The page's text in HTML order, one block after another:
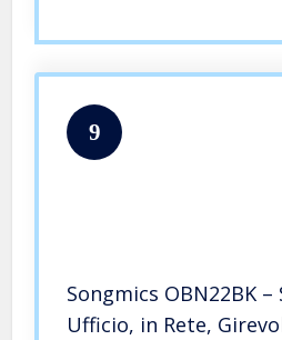
9
Songmics OBN22BK –
Ufficio, in Rete,